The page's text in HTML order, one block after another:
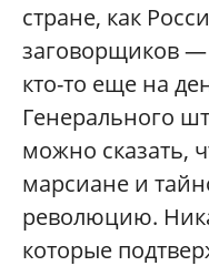
стране, как
заговорщиков
кто-то еще на
Генерального
можно сказать,
марсиане и
революцию.
которые